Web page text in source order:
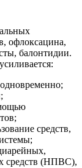
офлоксацина,
балонтидии.
средств,
средств (НПВС),